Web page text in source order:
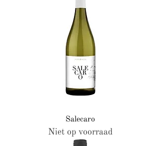
Salecaro
Niet op voorraad